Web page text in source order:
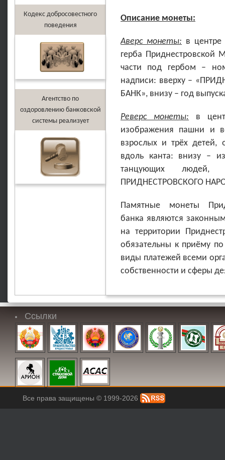
Кодекс добросовестного
поведения
Агентство по
оздоровлению банковской
системы реализует
Описание монеты:
Аверс монеты: в центре
герба Приднестровской
части под гербом –
надписи: вверху –
БАНК», внизу – год
Реверс монеты: в
изображения пашни и
взрослых и трёх детей,
вдоль канта: внизу –
танцующих
ПРИДНЕСТРОВСКОГО
Памятные монеты
банка являются
на территории
обязательны к приёму
виды платежей всеми
собственности и сферы
Ссылки
Все права защищены © 1999-2026